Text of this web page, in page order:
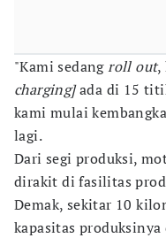
"Kami sedangroll out,
charging]ada di 15
kami mulai
lagi.
Dari segi produksi,
dirakit di fasilitas
Demak, sekitar 10
kapasitas